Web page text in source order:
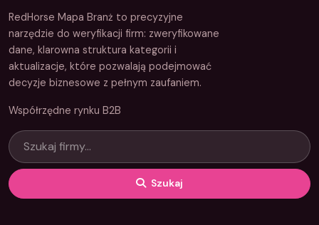
RedHorse Mapa Branż to precyzyjne
narzędzie do weryfikacji firm: zweryfikowane
dane, klarowna struktura kategorii i
aktualizacje, które pozwalają podejmować
decyzje biznesowe z pełnym zaufaniem.
Współrzędne rynku B2B
Szukaj